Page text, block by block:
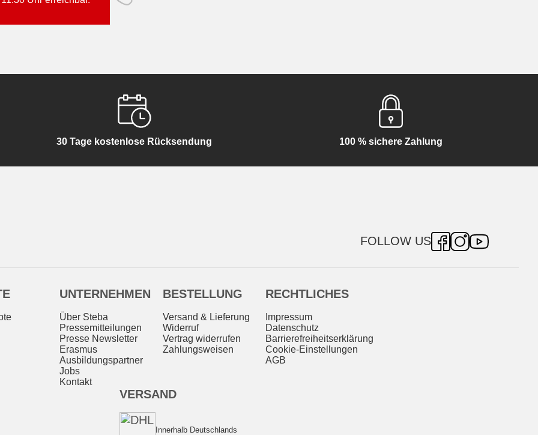
30 Tage kostenlose Rücksendung 100 % sichere Zahlung
FOLLOW US
UNTERNEHMEN
Über Steba
Pressemitteilungen
Presse Newsletter
Erasmus
Ausbildungspartner
Jobs
Kontakt
BESTELLUNG
Versand & Lieferung
Widerruf
Vertrag widerrufen
Zahlungsweisen
RECHTLICHES
Impressum
Datenschutz
Barrierefreiheitserklärung
Cookie-Einstellungen
AGB
VERSAND
Innerhalb Deutschlands